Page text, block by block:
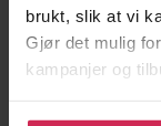
brukt, slik at vi
Gjør det mulig
kampanjer og
Klikk på «Godta